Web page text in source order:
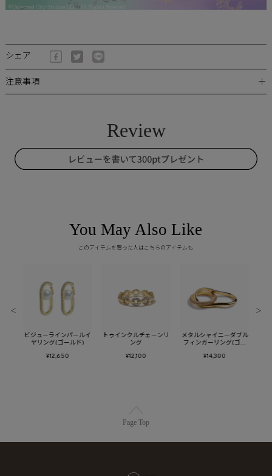
シェア
注意事項 ＋
You May Also Like
このアイテムを買った人はこちらのアイテムも
ビジューラインパールイ
ヤリング(ゴールド)
¥12,650
トゥインクルチェーンリ
ング
¥12,100
メタルシャイニーダブル
フィンガーリング(ゴー
¥14,300
＜ ＞
Page Top